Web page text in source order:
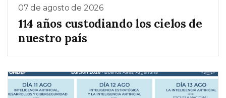
07 de agosto de 2026
114 años custodiando los cielos de
nuestro país